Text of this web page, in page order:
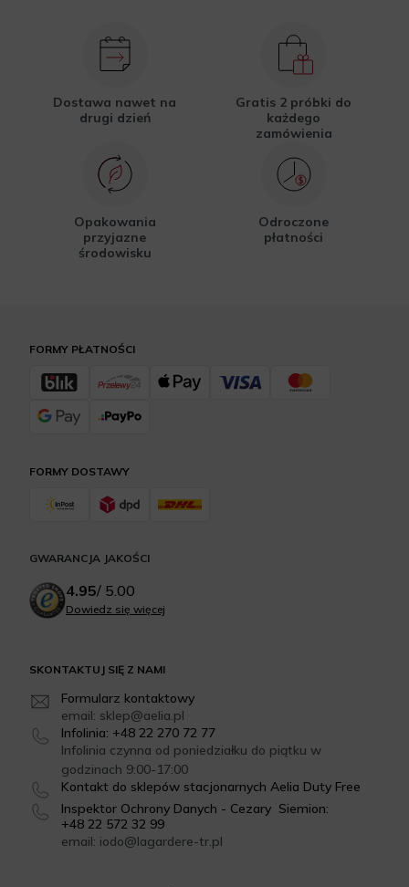
Dostawa nawet na
drugi dzień
Gratis 2 próbki do
każdego
zamówienia
Opakowania
przyjazne
środowisku
Odroczone
płatności
SKONTAKTUJ SIĘ Z NAMI
Formularz kontaktowy
email: sklep@aelia.pl
Infolinia: +48 22 270 72 77
Infolinia czynna od poniedziałku do piątku w
godzinach 9:00-17:00
Kontakt do sklepów stacjonarnych Aelia Duty Free
Inspektor Ochrony Danych - Cezary Siemion:
+48 22 572 32 99
email: iodo@lagardere-tr.pl
FORMY DOSTAWY
FORMY PŁATNOŚCI
GWARANCJA JAKOŚCI
4.95/ 5.00
Dowiedz się więcej